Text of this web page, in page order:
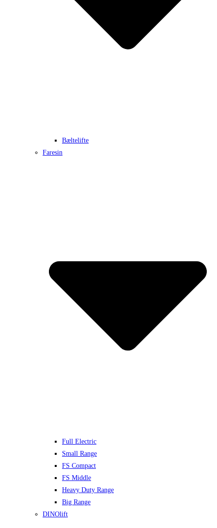
Bæltelifte
Faresin
Full Electric
Small Range
FS Compact
FS Middle
Heavy Duty Range
Big Range
DINOlift